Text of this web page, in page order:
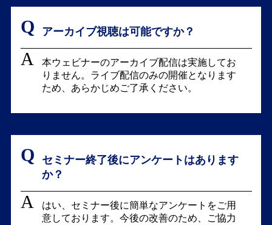
アーカイブ視聴は可能ですか？
本ウェビナーのアーカイブ配信は実施してお
りません。ライブ配信のみの開催となります
ため、あらかじめご了承ください。
セミナー終了後にアンケートはあります
か？
はい、セミナー後に簡単なアンケートをご用
意しております。今後の改善のため、ご協力